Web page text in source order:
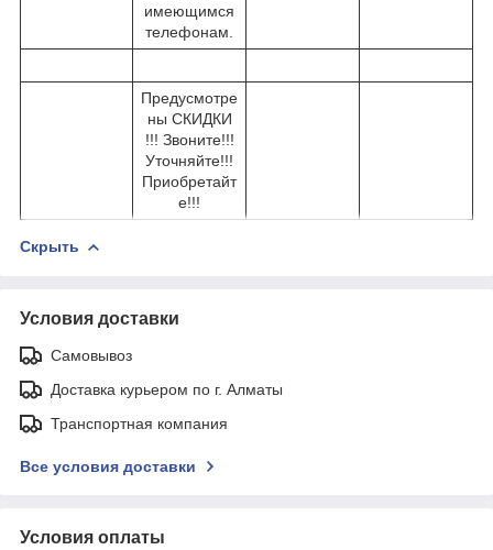
имеющимся
телефонам.
Предусмотре
ны СКИДКИ
!!! Звоните!!!
Уточняйте!!!
Приобретайт
е!!!
Скрыть
Условия доставки
Самовывоз
Доставка курьером по г. Алматы
Транспортная компания
Все условия доставки
Условия оплаты